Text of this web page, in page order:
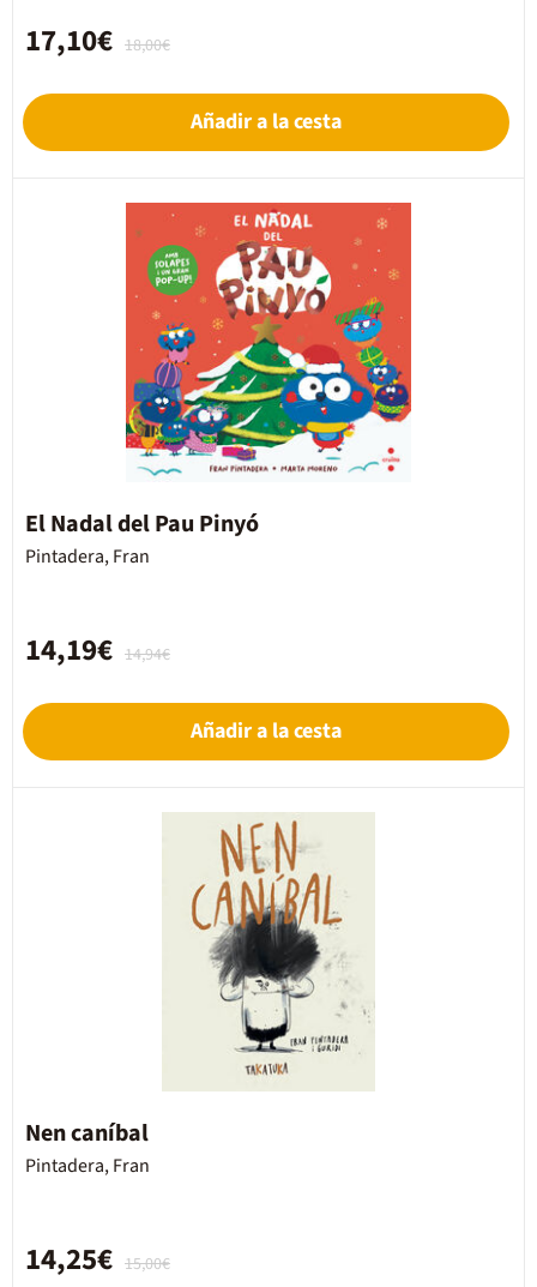
18,00€
17,10€
Añadir a la cesta
El Nadal del Pau Pinyó
Pintadera, Fran
14,94€
14,19€
Añadir a la cesta
Nen caníbal
Pintadera, Fran
15,00€
14,25€